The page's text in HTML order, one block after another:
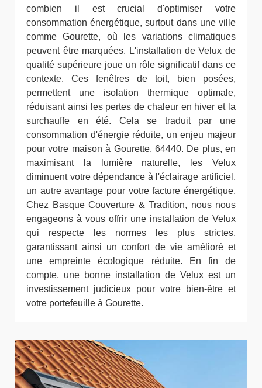
combien il est crucial d'optimiser votre
consommation énergétique, surtout dans une ville
comme Gourette, où les variations climatiques
peuvent être marquées. L'installation de Velux de
qualité supérieure joue un rôle significatif dans ce
contexte. Ces fenêtres de toit, bien posées,
permettent une isolation thermique optimale,
réduisant ainsi les pertes de chaleur en hiver et la
surchauffe en été. Cela se traduit par une
consommation d'énergie réduite, un enjeu majeur
pour votre maison à Gourette, 64440. De plus, en
maximisant la lumière naturelle, les Velux
diminuent votre dépendance à l'éclairage artificiel,
un autre avantage pour votre facture énergétique.
Chez Basque Couverture & Tradition, nous nous
engageons à vous offrir une installation de Velux
qui respecte les normes les plus strictes,
garantissant ainsi un confort de vie amélioré et
une empreinte écologique réduite. En fin de
compte, une bonne installation de Velux est un
investissement judicieux pour votre bien-être et
votre portefeuille à Gourette.